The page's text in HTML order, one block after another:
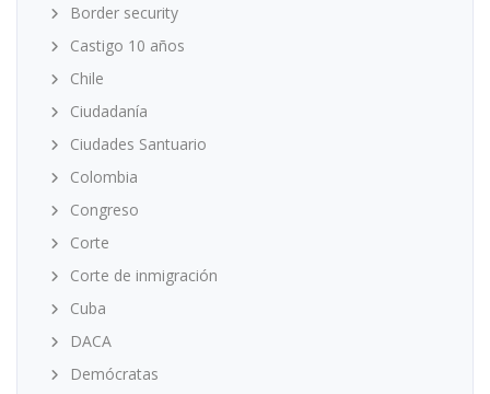
Border security
Castigo 10 años
Chile
Ciudadanía
Ciudades Santuario
Colombia
Congreso
Corte
Corte de inmigración
Cuba
DACA
Demócratas